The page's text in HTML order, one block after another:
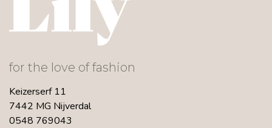
for the love of fashion
Keizerserf 11
7442 MG Nijverdal
0548 769043